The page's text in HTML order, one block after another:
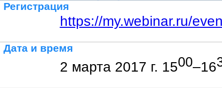
Регистрация
https://my.webinar.ru/
Дата и время
2 марта 2017 г. 1500–16